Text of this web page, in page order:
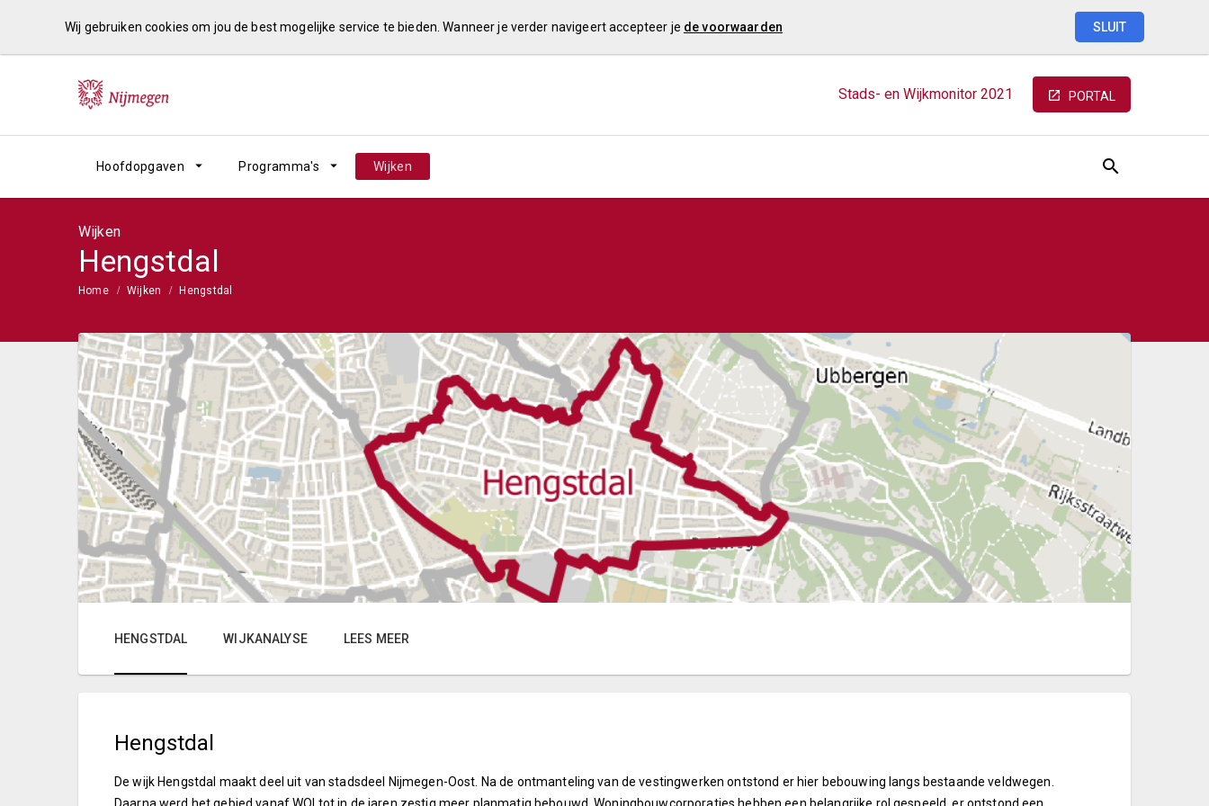
Wij gebruiken cookies om jou de best mogelijke service te bieden. Wanneer je verder navigeert accepteer je de voorwaarden SLUIT
Stads- en Wijkmonitor 2021 PORTAL
Hoofdopgaven Programma's Wijken
Wijken
Hengstdal
Home Wijken Hengstdal
HENGSTDAL WIJKANALYSE LEES MEER
Hengstdal
De wijk Hengstdal maakt deel uit van stadsdeel Nijmegen-Oost. Na de ontmanteling van de vestingwerken ontstond er hier bebouwing langs bestaande veldwegen.